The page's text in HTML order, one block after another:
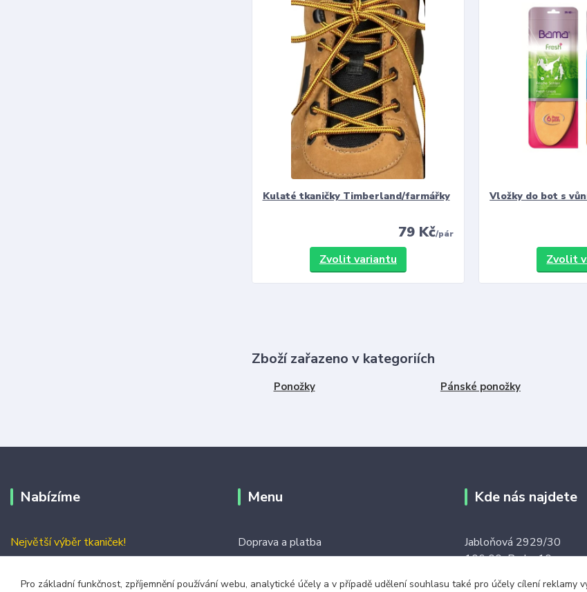
Kulaté tkaničky Timberland/farmářky
79 Kč/pár
Zvolit variantu
Vložky do bot s
Zvolit
Zboží zařazeno v kategoriích
Ponožky Pánské ponožky
Nabízíme
Největší výběr tkaniček!
Menu
Doprava a platba
Kde nás najdete
Jabloňová 2929/30
106 00 Praha 10
(na této adrese není
Pro základní funkčnost, zpříjemnění používání webu, analytické účely a v případě udělení souhlasu také pro účely cílení reklamy